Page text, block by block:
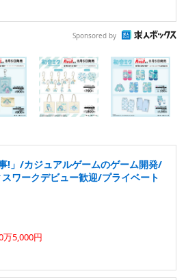
Sponsored by
!」/カジュアルゲームのゲーム開発/
ワークデビュー歓迎/プライベート
万5,000円